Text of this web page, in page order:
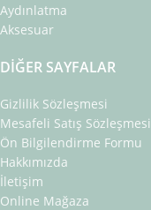
Aydınlatma
Aksesuar
DIĞER SAYFALAR
Gizlilik Sözleşmesi
Mesafeli Satış Sözleşmesi
Ön Bilgilendirme Formu
Hakkımızda
İletişim
Online Mağaza